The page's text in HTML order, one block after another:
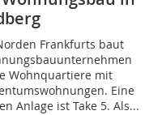
Frankfurts baut
Wohnquartiere mit
Eine
Anlage ist Take 5. Als...